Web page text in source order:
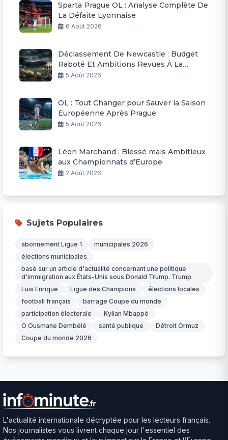
Sparta Prague OL : Analyse Complète De
La Défaite Lyonnaise
6 Août 2026
Déclassement De Newcastle : Budget
Raboté Et Ambitions Revues À La
Baisse
5 Août 2026
OL : Tout Changer pour Sauver la Saison
Européenne Après Prague
5 Août 2026
Léon Marchand : Blessé mais Ambitieux
aux Championnats d’Europe
2 Août 2026
Sujets Populaires
abonnement Ligue 1
municipales 2026
élections municipales
basé sur un article d'actualité concernant une politique
d'immigration aux États-Unis sous Donald Trump. Trump
Luis Enrique
Ligue des Champions
élections locales
football français
barrage Coupe du monde
participation électorale
Kylian Mbappé
O Ousmane Dembélé
santé publique
Détroit Ormuz
Coupe du monde 2026
L'actualité internationale décryptée pour les lecteurs français.
Nos journalistes vous livrent chaque jour l'essentiel des